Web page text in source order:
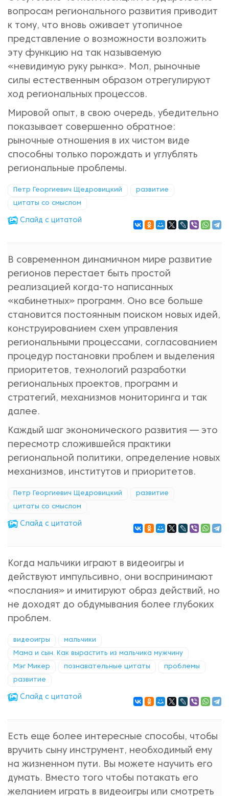
вопросам регионального раз­вития приводит
к тому, что вновь оживает утопичное
представление о воз­можности возложить
эту функцию на так называемую
«невидимую руку рынка». Мол, рыночные
силы естественным образом отрегулируют
ход ре­гиональных процессов.
Мировой опыт, в свою очередь, убедительно
показывает совершенно обратное:
рыночные отношения в их чистом виде
способны только по­рождать и углублять
региональные проблемы.
Петр Георгиевич Щедровицкий развитие
цитаты со смыслом
Cлайд с цитатой
В современном динамичном мире развитие
регионов перестает быть простой
реализацией когда-то написанных
«кабинетных» программ. Оно все больше
становится постоянным поиском новых идей,
конструированием схем управления
региональными процессами, согласованием
процедур постановки проблем и выделения
приоритетов, технологий разработки
региональных проектов, программ и
стратегий, механизмов мониторинга и так
далее.
Каждый шаг экономического развития — это
пересмотр сложившейся практики
региональной политики, определение новых
механизмов, институтов и приоритетов.
Петр Георгиевич Щедровицкий развитие
цитаты со смыслом
Cлайд с цитатой
Когда мальчики играют в видеоигры и
действуют импульсивно, они воспринимают
«послания» и имитируют образ действий, но
не доходят до обдумывания более глубоких
проблем.
видеоигры мальчики
Мама и сын. Как вырастить из мальчика мужчину
Мэг Микер познавательные цитаты проблемы
развитие
Cлайд с цитатой
Есть еще более интересные способы, чтобы
вручить сыну инструмент, необходимый ему
на жизненном пути. Вы можете научить его
думать. Вместо того чтобы потакать его
желанием играть в видеоигры или смотреть